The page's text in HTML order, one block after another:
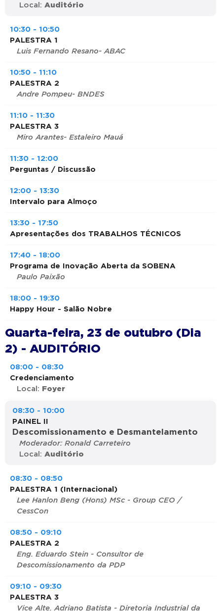
Local: Auditório
10:30 - 10:50
PALESTRA 1
Luis Fernando Resano- ABAC
10:50 - 11:10
PALESTRA 2
Andre Pompeu- BNDES
11:10 - 11:30
PALESTRA 3
Miro Arantes- Estaleiro Mauá
11:30 - 12:00
Perguntas / Discussão
12:00 - 13:30
Intervalo para Almoço
13:30 - 17:50
Apresentações dos TRABALHOS TÉCNICOS
17:40 - 18:00
Programa de Inovação Aberta da SOBENA
Paulo Paixão
18:00 - 19:30
Happy Hour - Salão Nobre
Quarta-feira, 23 de outubro (Dia
2) - AUDITÓRIO
08:00 - 08:30
Credenciamento
Local:
Foyer
08:30 - 10:00
PAINEL II
Descomissionamento e Desmantelamento
Moderador: Ronald Carreteiro
Local: Auditório
08:30 - 08:50
PALESTRA 1 (Internacional)
Lee Hanlon Beng (Hons) MSc - Group CEO /
CessCon
08:50 - 09:10
PALESTRA 2
Eng. Eduardo Stein - Consultor de
Descomissionamento da PDP
09:10 - 09:30
PALESTRA 3
Vice Alte. Adriano Batista - Diretoria Industrial da